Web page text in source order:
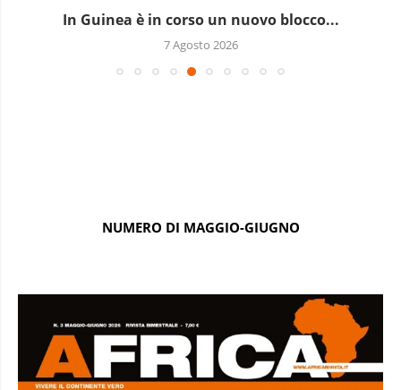
In Guinea è in corso un nuovo blocco...
7 Agosto 2026
NUMERO DI MAGGIO-GIUGNO